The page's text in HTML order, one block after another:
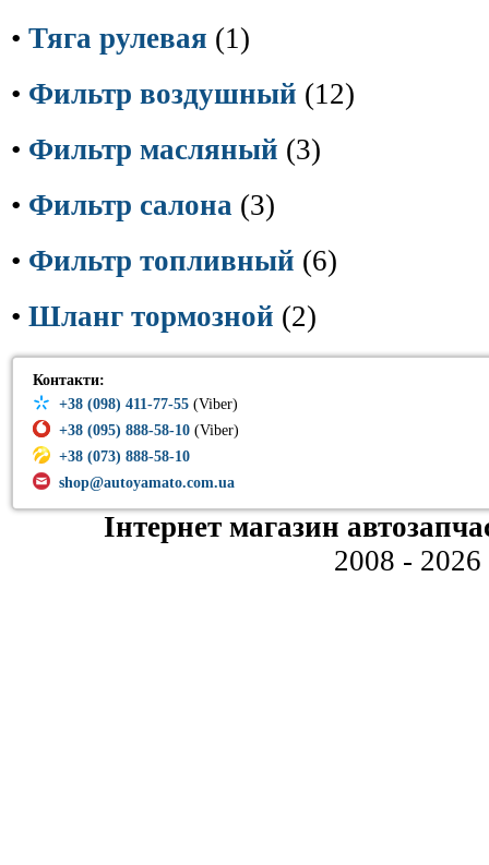
• Тяга рулевая (1)
• Фильтр воздушный (12)
• Фильтр масляный (3)
• Фильтр салона (3)
• Фильтр топливный (6)
• Шланг тормозной (2)
Контакти:
+38 (098) 411-77-55 (Viber)
+38 (095) 888-58-10 (Viber)
+38 (073) 888-58-10
shop@autoyamato.com.ua
Інтернет магазин
2008 - 2026